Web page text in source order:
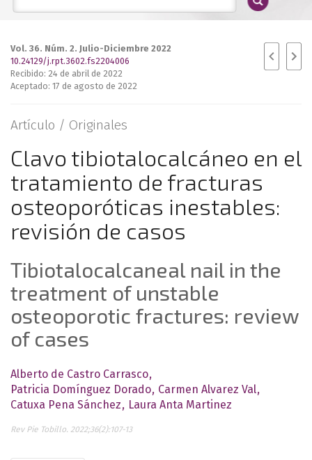
Vol. 36. Núm. 2. Julio-Diciembre 2022
10.24129/j.rpt.3602.fs2204006
Recibido: 24 de abril de 2022
Aceptado: 17 de agosto de 2022
Artículo / Originales
Clavo tibiotalocalcáneo en el
tratamiento de fracturas
osteoporóticas inestables:
revisión de casos
Tibiotalocalcaneal nail in the
treatment of unstable
osteoporotic fractures: review
of cases
Alberto de Castro Carrasco
Patricia Domínguez Dorado Carmen Alvarez Val
Catuxa Pena Sánchez
Laura Anta Martinez
Rev Pie Tobillo. 2022;36(2):107-13